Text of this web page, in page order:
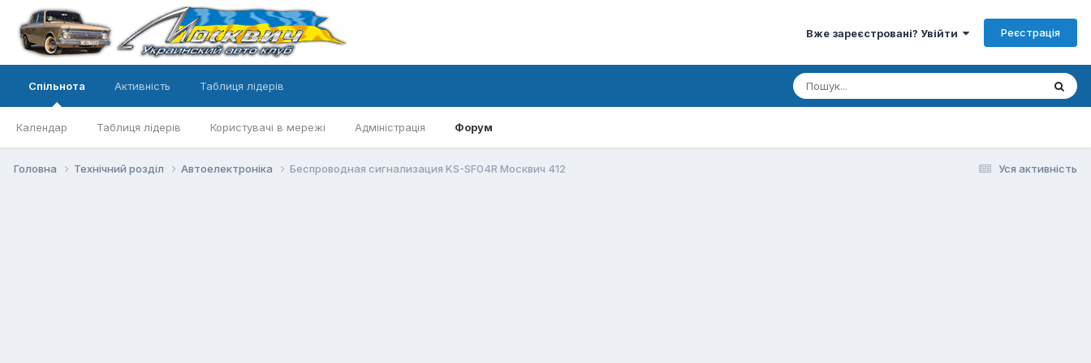
Вже зареєстровані? Увійти Реєстрація
Спільнота
Календар Таблиця лідерів Користувачі в мережі Адміністрація Форум
Активність Таблиця лідерів
Уся активність
Головна Технічний розділ Автоелектроніка Беспроводная сигнализация KS-SF04R Москвич 412